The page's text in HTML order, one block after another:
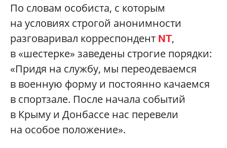
По словам особиста, с которым
на условиях строгой анонимности
разговаривал корреспондент NT,
в «шестерке» заведены строгие порядки:
«Придя на службу, мы переодеваемся
в военную форму и постоянно качаемся
в спортзале. После начала событий
в Крыму и Донбассе нас перевели
на особое положение».